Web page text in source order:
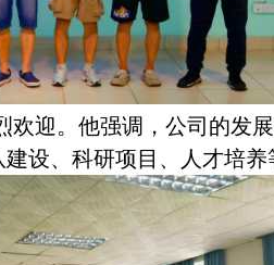
迎。他强调，公司的发
设、科研项目、人才培养